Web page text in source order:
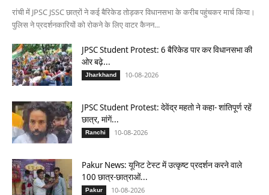
रांची में JPSC JSSC छात्रों ने कई बैरिकेड तोड़कर विधानसभा के करीब पहुंचकर मार्च किया।
पुलिस ने प्रदर्शनकारियों को रोकने के लिए वाटर कैनन...
JPSC Student Protest: 6 बैरिकेड पार कर विधानसभा की
ओर बढ़े...
Jharkhand 10-08-2026
JPSC Student Protest: देवेंद्र महतो ने कहा- शांतिपूर्ण रहें
छात्र, मांगें...
Ranchi 10-08-2026
Pakur News: यूनिट टेस्ट में उत्कृष्ट प्रदर्शन करने वाले
100 छात्र-छात्राओं...
Pakur 10-08-2026